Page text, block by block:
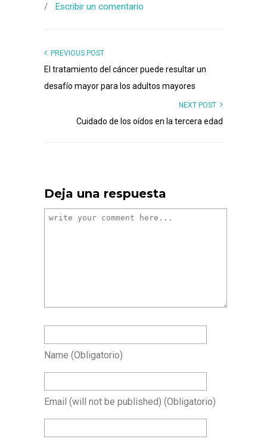
/ Escribir un comentario
PREVIOUS POST
El tratamiento del cáncer puede resultar un
desafío mayor para los adultos mayores
NEXT POST
Cuidado de los oídos en la tercera edad
Deja una respuesta
Name (obligatorio)
Email (will not be published) (obligatorio)